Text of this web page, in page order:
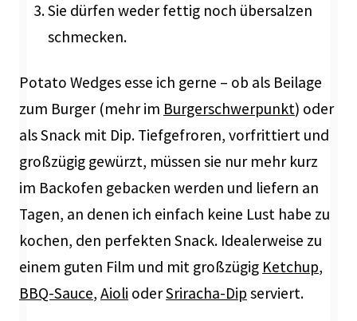
Sie dürfen weder fettig noch übersalzen
schmecken.
Potato Wedges esse ich gerne – ob als Beilage
zum Burger (mehr im Burgerschwerpunkt) oder
als Snack mit Dip. Tiefgefroren, vorfrittiert und
großzügig gewürzt, müssen sie nur mehr kurz
im Backofen gebacken werden und liefern an
Tagen, an denen ich einfach keine Lust habe zu
kochen, den perfekten Snack. Idealerweise zu
einem guten Film und mit großzügig Ketchup,
BBQ-Sauce, Aioli oderSriracha-Dip serviert.